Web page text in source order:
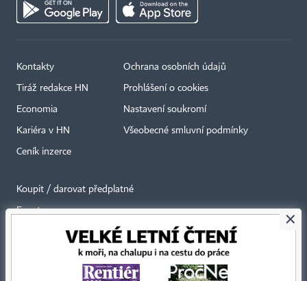
Kontakty
Tiráž redakce HN
Economia
Kariéra v HN
Ceník inzerce
Ochrana osobních údajů
Prohlášení o cookies
Nastavení soukromí
Všeobecné smluvní podmínky
Koupit / darovat předplatné
Eventy
Newslettery
×